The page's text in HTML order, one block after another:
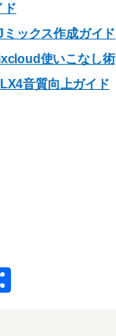
ド
ックス作成ガイド
使いこなし術
音質向上ガイド